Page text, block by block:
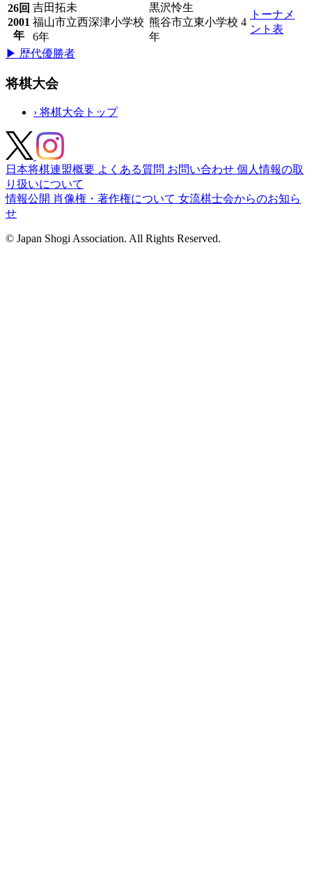
26回
2001
年
吉田拓未
福山市立西深津小学校
6年
黒沢怜生
熊谷市立東小学校 4
年
トーナメ
ント表
▶ 歴代優勝者
将棋大会
› 将棋大会トップ
日本将棋連盟概要 よくある質問 お問い合わせ 個人情報の取
り扱いについて
情報公開 肖像権・著作権について 女流棋士会からのお知ら
せ
© Japan Shogi Association. All Rights Reserved.